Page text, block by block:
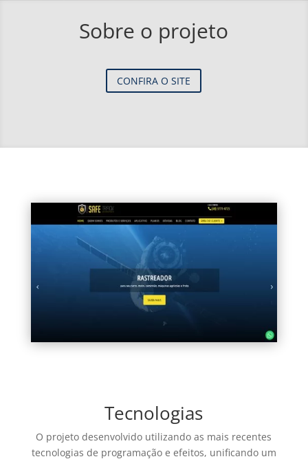
Sobre o projeto
CONFIRA O SITE
Tecnologias
O projeto desenvolvido utilizando as mais recentes
tecnologias de programação e efeitos, unificando um